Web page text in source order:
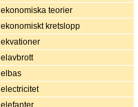
ekonomiska teorier
ekonomiskt kretslopp
ekvationer
elavbrott
elbas
electricitet
elefanter